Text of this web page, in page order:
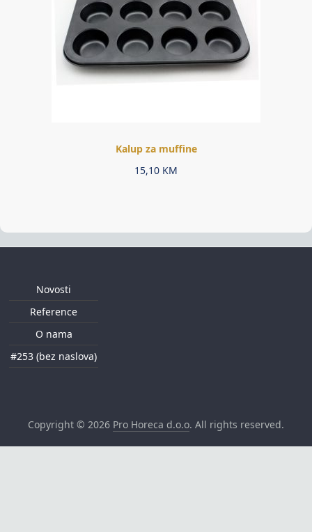
Kalup za muffine
15,10 KM
Novosti
Reference
O nama
#253 (bez naslova)
Copyright © 2026 Pro Horeca d.o.o. All rights reserved.